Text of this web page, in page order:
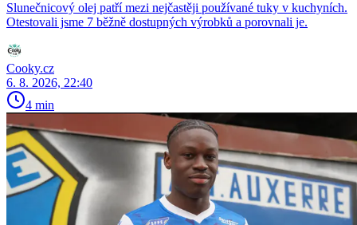
Slunečnicový olej patří mezi nejčastěji používané tuky v kuchyních.
Otestovali jsme 7 běžně dostupných výrobků a porovnali je.
Cooky.cz
6. 8. 2026, 22:40
4 min